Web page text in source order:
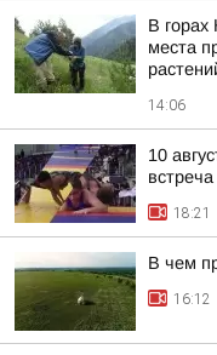
В
места
14:06
10
18:21
В чем
16:12